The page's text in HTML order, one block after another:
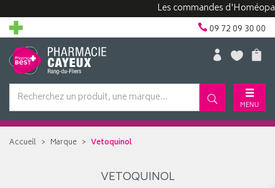
Les commandes
09 72 09 30 00
MENU
Accueil Marque Vetoquinol
VETOQUINOL